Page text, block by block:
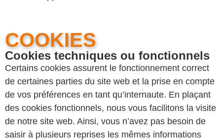
COOKIES
Cookies techniques ou fonctionnels
Certains cookies assurent le fonctionnement correct
de certaines parties du site web et la prise en compte
de vos préférences en tant qu’internaute. En plaçant
des cookies fonctionnels, nous vous facilitons la visite
de notre site web. Ainsi, vous n’avez pas besoin de
saisir à plusieurs reprises les mêmes informations